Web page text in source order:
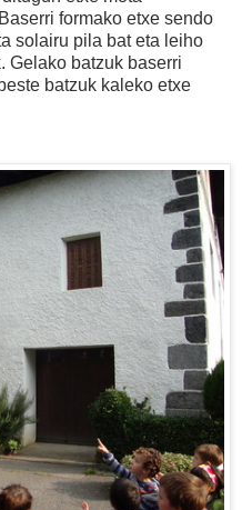
formako etxe sendo
solairu pila bat eta leiho
Gelako batzuk baserri
batzuk kaleko etxe